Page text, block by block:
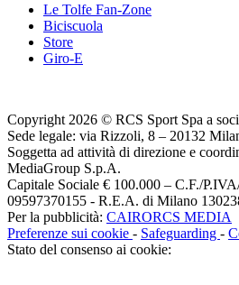
Le Tolfe Fan-Zone
Biciscuola
Store
Giro-E
Copyright 2026 © RCS Sport Spa a
Sede legale: via Rizzoli, 8 – 20132
Soggetta ad attività di direzione e
MediaGroup S.p.A.
Capitale Sociale € 100.000 – C.F./
09597370155 - R.E.A. di Milano
Per la pubblicità: CAIRORCS MEDIA
Preferenze sui cookie - Safeguarding -
Stato del consenso ai cookie: